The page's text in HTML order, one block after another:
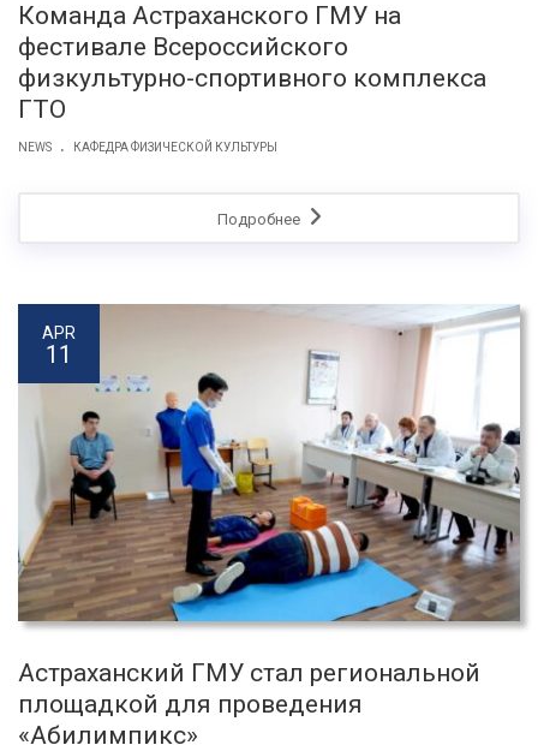
Команда Астраханского ГМУ на
фестивале Всероссийского
физкультурно-спортивного комплекса
ГТО
NEWS . КАФЕДРА ФИЗИЧЕСКОЙ КУЛЬТУРЫ
Подробнее
APR
11
Астраханский ГМУ стал региональной
площадкой для проведения
«Абилимпикс»